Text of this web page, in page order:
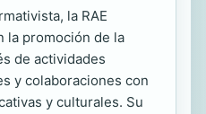
la RAE
la promoción de la
de actividades
y colaboraciones con
y culturales. Su